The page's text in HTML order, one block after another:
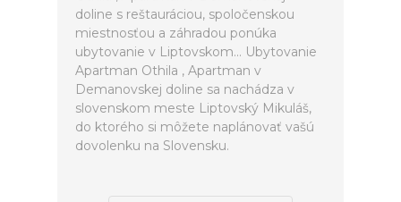
doline s reštauráciou, spoločenskou
miestnosťou a záhradou ponúka
ubytovanie v Liptovskom... Ubytovanie
Apartman Othila , Apartman v
Demanovskej doline sa nachádza v
slovenskom meste Liptovský Mikuláš,
do ktorého si môžete naplánovať vašú
dovolenku na Slovensku.